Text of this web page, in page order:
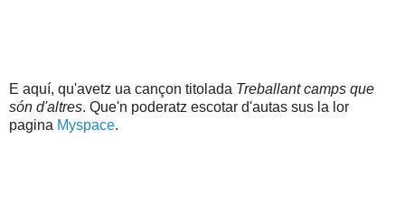
E aquí, qu'avetz ua cançon titolada Treballant camps que
són d'altres. Que'n poderatz escotar d'autas sus la lor
pagina Myspace.